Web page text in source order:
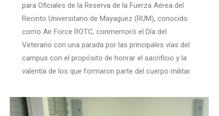
para Oficiales de la Reserva de la Fuerza Aérea del
Recinto Universitario de Mayagüez (RUM), conocido
como Air Force ROTC, conmemoró el Día del
Veterano con una parada por las principales vías del
campus con el propósito de honrar el sacrificio y la
valentía de los que formaron parte del cuerpo militar.